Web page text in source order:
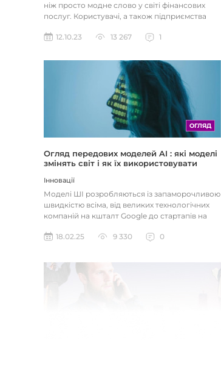
ніж просто модне слово у світі фінансових
послуг. Користувачі, а також підприємства
12.10.23
13 267 1
ОГЛЯД
Огляд передових моделей AI : які моделі
змінять світ і як їх використовувати
Інновації
Моделі ШІ розробляються із запаморочливою
швидкістю всіма, від великих технологічних
компаній на кшталт Google до стартапів на
18.02.25
9 330 0